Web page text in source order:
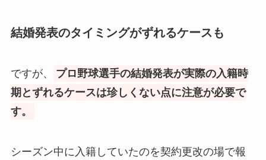
結婚発表のタイミングがずれるケースも
ですが、
プロ野球選手の結婚発表が実際の入籍時
期とずれるケースは珍しくない点に注意が必要で
す。
シーズン中に入籍していたのを契約更改の場で報